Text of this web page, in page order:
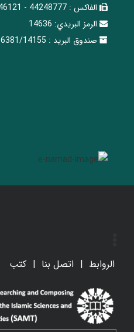
الفاکس : 44248777 - 44246121
الرمز البريدي: 14636
صندوق البريد : 6381/14155
الروابط اتصل بنا کتب